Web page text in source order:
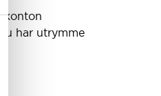
konton
har utrymme